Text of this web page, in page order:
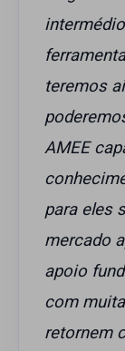
teremos
AMEE
para eles
mercado
apoio
com
retornem